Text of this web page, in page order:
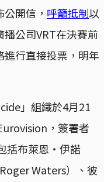
開信， 呼籲抵制以
公司VRT在決賽前
進行直接投票，明年
」組織於4月21
，簽署者
括布萊恩‧伊諾
Waters）、彼